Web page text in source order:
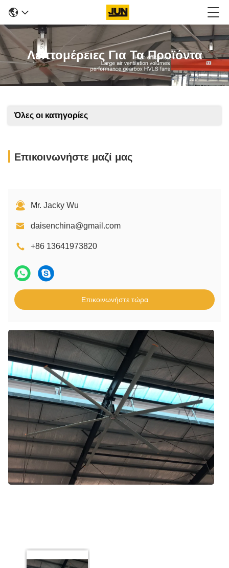
Λεπτομέρειες Για Τα Προϊόντα
Όλες οι κατηγορίες
Επικοινωνήστε μαζί μας
Mr. Jacky Wu
daisenchina@gmail.com
+86 13641973820
Επικοινωνήστε τώρα